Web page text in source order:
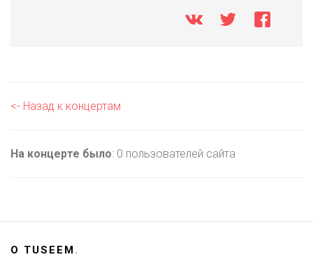
<- Назад к концертам
На концерте было: 0 пользователей сайта
О TUSEEM.